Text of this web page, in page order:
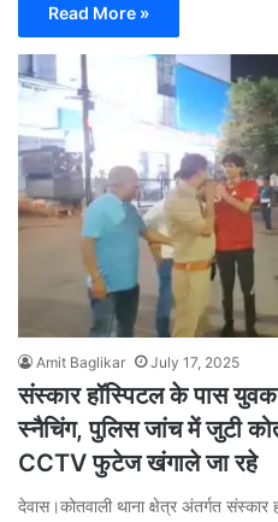
Read More »
Amit Baglikar July 17, 2025
संस्कार हॉस्पिटल के पास
स्नैचिंग, पुलिस जांच में जुटी
CCTV फुटेज खंगाले जा रहे
देवास।कोतवाली थाना क्षेत्र अंतर्गत